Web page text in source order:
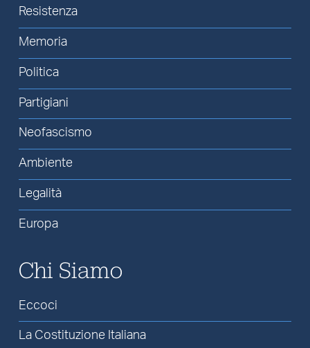
Resistenza
Memoria
Politica
Partigiani
Neofascismo
Ambiente
Legalità
Europa
Chi Siamo
Eccoci
La Costituzione Italiana